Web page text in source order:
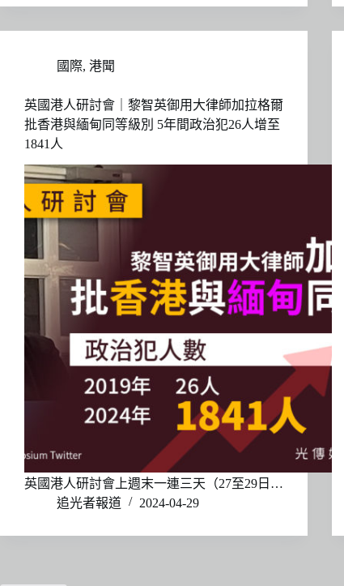
國際, 港聞
英國港人研討會｜黎智英御用大律師加拉格爾
批香港與緬甸同等級別 5年間政治犯26人增至
1841人
英國港人研討會上週末一連三天（27至29日…
追光者報道
2024-04-29